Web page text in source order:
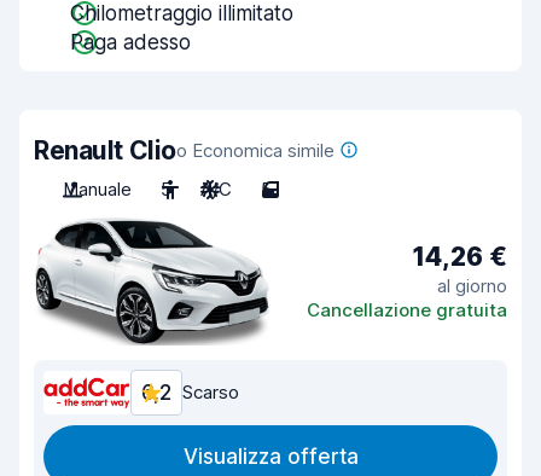
Chilometraggio illimitato
Paga adesso
Renault Clioo Economica simile
Manuale
5 A/C 5
14,26 €
al giorno
Cancellazione gratuita
6,2 Scarso
Visualizza offerta